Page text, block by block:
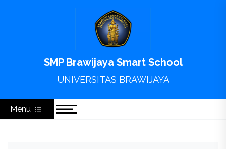
SMP Brawijaya Smart School
UNIVERSITAS BRAWIJAYA
Menu